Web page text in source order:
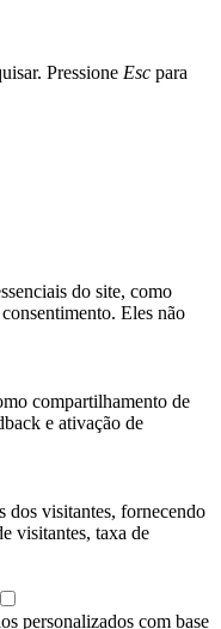
Pressione Esc para
do site, como
Eles não
compartilhamento de
e ativação de
dos visitantes, fornecendo
visitantes, taxa de
personalizados com base